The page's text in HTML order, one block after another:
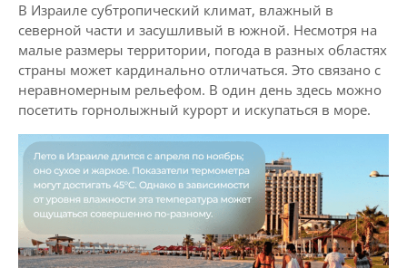
В Израиле субтропический климат, влажный в
северной части и засушливый в южной. Несмотря на
малые размеры территории, погода в разных областях
страны может кардинально отличаться. Это связано с
неравномерным рельефом. В один день здесь можно
посетить горнолыжный курорт и искупаться в море.